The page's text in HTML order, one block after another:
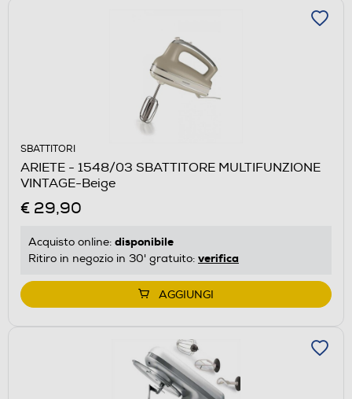
SBATTITORI
ARIETE - 1548/03 SBATTITORE MULTIFUNZIONE
VINTAGE-Beige
€ 29,90
Acquisto online: disponibile
Ritiro in negozio in 30' gratuito: verifica
AGGIUNGI